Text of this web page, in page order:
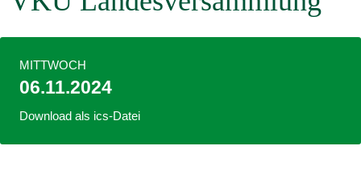
MITTWOCH
06.11.2024
Download als ics-Datei